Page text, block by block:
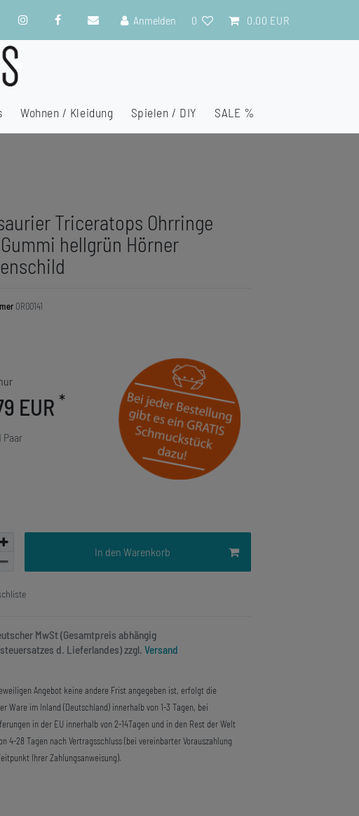
Anmelden 0 0,00 EUR
Wohnen / Kleidung Spielen / DIY SALE %
Triceratops Ohrringe
hellgrün Hörner
OR00141
EUR *
Paar
In den Warenkorb
MwSt (Gesamtpreis abhängig
d. Lieferlandes) zzgl. Versand
Angebot keine andere Frist angegeben ist, erfolgt die
Ware im Inland (Deutschland) innerhalb von 1-3 Tagen, bei
in der EU innerhalb von 2-14Tagen und in den Rest der Welt
4-28 Tagen nach Vertragsschluss (bei vereinbarter Vorauszahlung
Ihrer Zahlungsanweisung).